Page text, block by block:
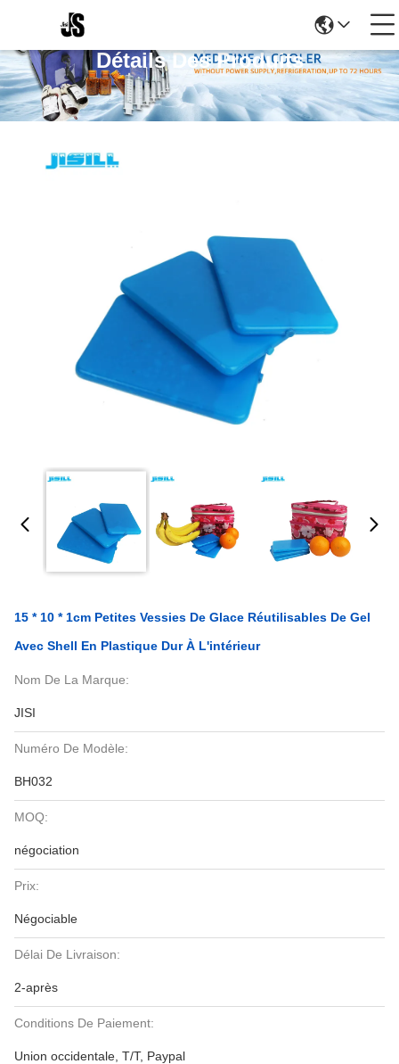
Détails Des Produits
15 * 10 * 1cm Petites Vessies De Glace Réutilisables De Gel
Avec Shell En Plastique Dur À L'intérieur
Nom De La Marque:
JISI
Numéro De Modèle:
BH032
MOQ:
négociation
Prix:
Négociable
Délai De Livraison:
2-après
Conditions De Paiement:
Union occidentale, T/T, Paypal